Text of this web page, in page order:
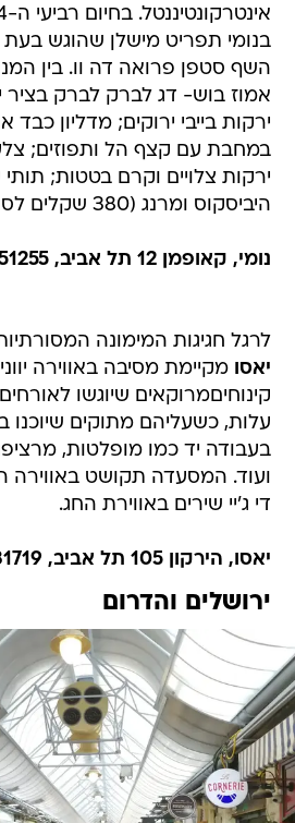
בנומי תפריט מישלן שהוגש בעת
השף סטפן פרואה דה וו. בין
אמוז בוש- דג לברק לברק בציר
ירקות בייבי ירוקים; מדליון כבד
במחבת עם קצף הל ותפוזים;
ירקות צלויים וקרם בטטות;
היביסקוס ומרנג (380 שקלים לסועד).
נומי, קאופמן 12 תל אביב, 03-7951255
לרגל חגיגות המימונה
יאסו מקיימת מסיבה באווירה
קינוחיםמרוקאים שיוגשו
עלות, כשעליהם מתוקים שיוכנו
בעבודה יד כמו מופלטות,
ועוד. המסעדה תקושט באווירה
די ג'יי שירים באווירת החג.
יאסו, הירקון 105 תל אביב, 03-6031719
ירושלים והדרום